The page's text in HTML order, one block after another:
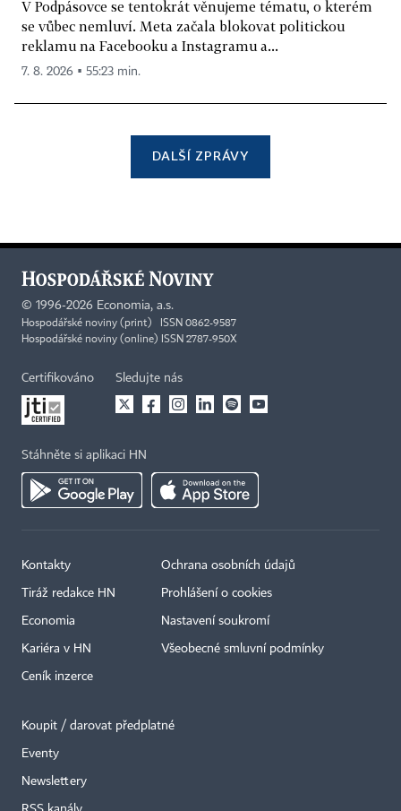
V Podpásovce se tentokrát věnujeme tématu, o kterém
se vůbec nemluví. Meta začala blokovat politickou
reklamu na Facebooku a Instagramu a...
7. 8. 2026 ▪ 55:23 min.
DALŠÍ ZPRÁVY
© 1996-2026 Economia, a.s.
Hospodářské noviny (print) ISSN 0862-9587
Hospodářské noviny (online) ISSN 2787-950X
Certifikováno Sledujte nás
Stáhněte si aplikaci HN
Kontakty
Tiráž redakce HN
Economia
Kariéra v HN
Ceník inzerce
Ochrana osobních údajů
Prohlášení o cookies
Nastavení soukromí
Všeobecné smluvní podmínky
Koupit / darovat předplatné
Eventy
Newslettery